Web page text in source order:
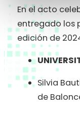
En el acto
entregado los
edición de
Silvia
de